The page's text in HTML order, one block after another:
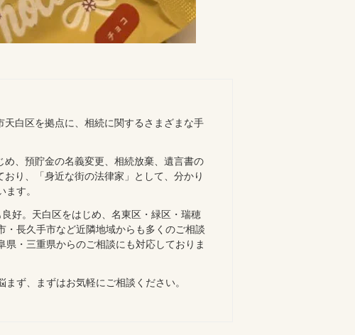
白区を拠点に、相続に関するさまざまな手
、預貯金の名義変更、相続放棄、遺言書の
り、「身近な街の法律家」として、分かり
す。
好。天白区をはじめ、名東区・緑区・瑞穂
長久手市など近隣地域からも多くのご相談
・三重県からのご相談にも対応しておりま
ず、まずはお気軽にご相談ください。